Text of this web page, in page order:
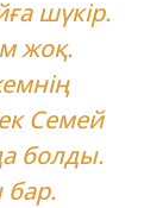
шүкір.
жоқ.
Семей
болды.
бар.